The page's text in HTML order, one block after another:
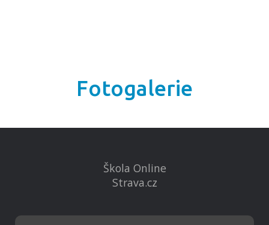
Fotogalerie
Škola Online
Strava.cz